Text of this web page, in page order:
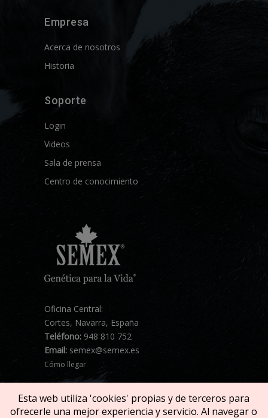
Empresa
Acerca de nosotros
Historia
Soporte
Login
Videos
Sala de prensa
Centro de conocimiento
Oficina Central:
Cortes, Navarra, España
Teléfono: 948 810 752
Email: semex@semex.es
Cómo llegar
Esta web utiliza 'cookies' propias y de terceros para
ofrecerle una mejor experiencia y servicio. Al navegar o